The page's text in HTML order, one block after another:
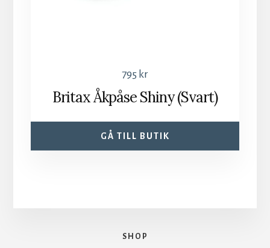
795 kr
Britax Åkpåse Shiny (Svart)
GÅ TILL BUTIK
SHOP